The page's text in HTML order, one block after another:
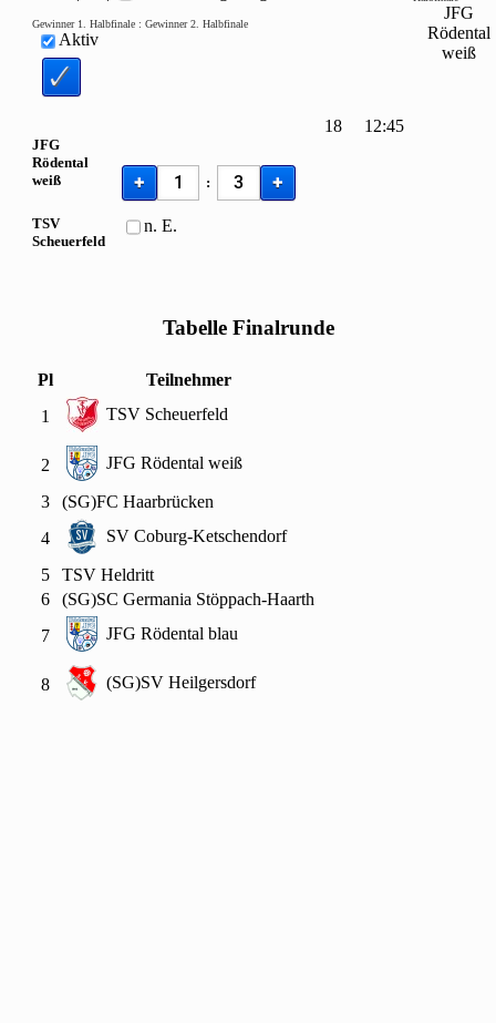
Gewinner 1. Halbfinale : Gewinner2. Halbfinale
Aktiv
JFG
Rödental
weiß
TSV
Scheuerfeld
+ : +
n. E.
18 12:45
JFG
Rödental
weiß
Tabelle Finalrunde
Pl
Teilnehmer
1
TSV Scheuerfeld
2 JFG Rödental weiß
3
(SG)FC Haarbrücken
4
SV Coburg-Ketschendorf
5
TSV Heldritt
6
(SG)SC Germania Stöppach-Haarth
7
JFG Rödental blau
8 (SG)SV Heilgersdorf